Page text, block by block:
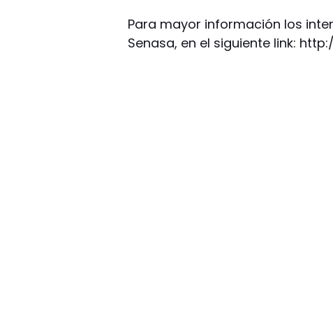
Para mayor información los
Senasa, en el siguiente link: